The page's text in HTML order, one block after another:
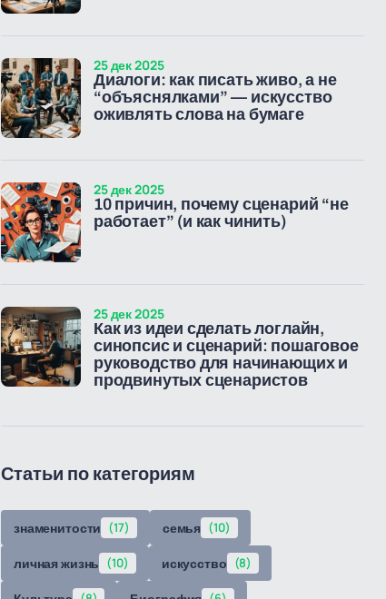
Диалоги: как писать живо, а не
“объяснялками” — искусство
оживлять слова на бумаге
25 дек 2025
10 причин, почему сценарий “не
работает” (и как чинить)
25 дек 2025
Как из идеи сделать логлайн,
синопсис и сценарий: пошаговое
руководство для начинающих и
продвинутых сценаристов
25 дек 2025
Статьи по категориям
знаменитости (17) семья (10)
личная жизнь (10) искусство (8)